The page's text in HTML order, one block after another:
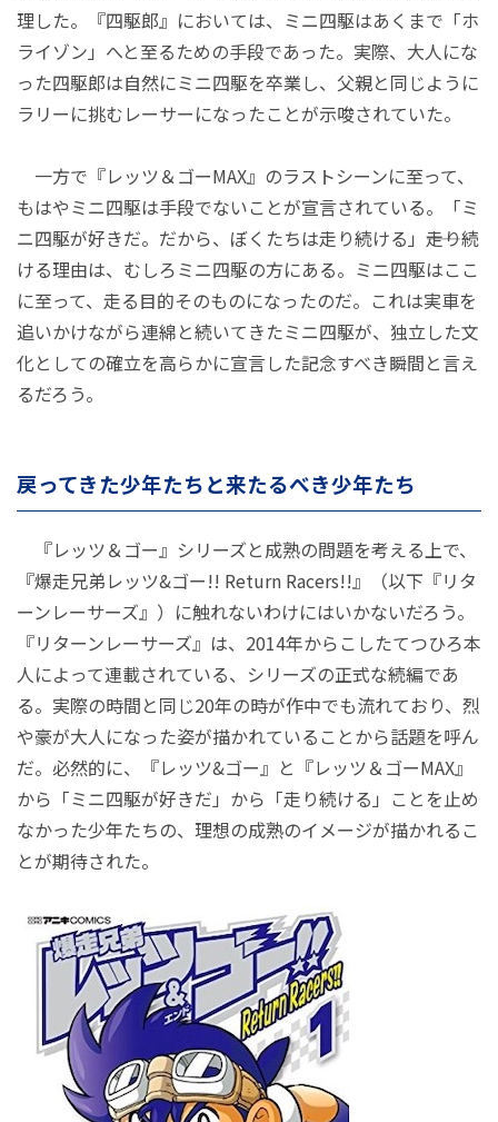
理した。『四駆郎』においては、ミニ四駆はあくまで「ホ
ライゾン」へと至るための手段であった。実際、大人にな
った四駆郎は自然にミニ四駆を卒業し、父親と同じように
ラリーに挑むレーサーになったことが示唆されていた。
一方で『レッツ＆ゴーMAX』のラストシーンに至って、
もはやミニ四駆は手段でないことが宣言されている。「ミ
ニ四駆が好きだ。だから、ぼくたちは走り続ける」――走り続
ける理由は、むしろミニ四駆の方にある。ミニ四駆はここ
に至って、走る目的そのものになったのだ。これは実車を
追いかけながら連綿と続いてきたミニ四駆が、独立した文
化としての確立を高らかに宣言した記念すべき瞬間と言え
るだろう。
戻ってきた少年たちと来たるべき少年たち
『レッツ＆ゴー』シリーズと成熟の問題を考える上で、
『爆走兄弟レッツ&ゴー!! Return Racers!!』（以下『リタ
ーンレーサーズ』）に触れないわけにはいかないだろう。
『リターンレーサーズ』は、2014年からこしたてつひろ本
人によって連載されている、シリーズの正式な続編であ
る。実際の時間と同じ20年の時が作中でも流れており、烈
や豪が大人になった姿が描かれていることから話題を呼ん
だ。必然的に、『レッツ&ゴー』と『レッツ＆ゴーMAX』
から「ミニ四駆が好きだ」から「走り続ける」ことを止め
なかった少年たちの、理想の成熟のイメージが描かれるこ
とが期待された。